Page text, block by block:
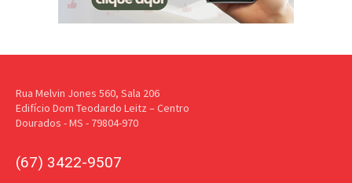
Rua Melvin Jones 560, Sala 206
Edifício Dom Teodardo Leitz – Centro
Dourados - MS - 79804-970
(67) 3422-9507